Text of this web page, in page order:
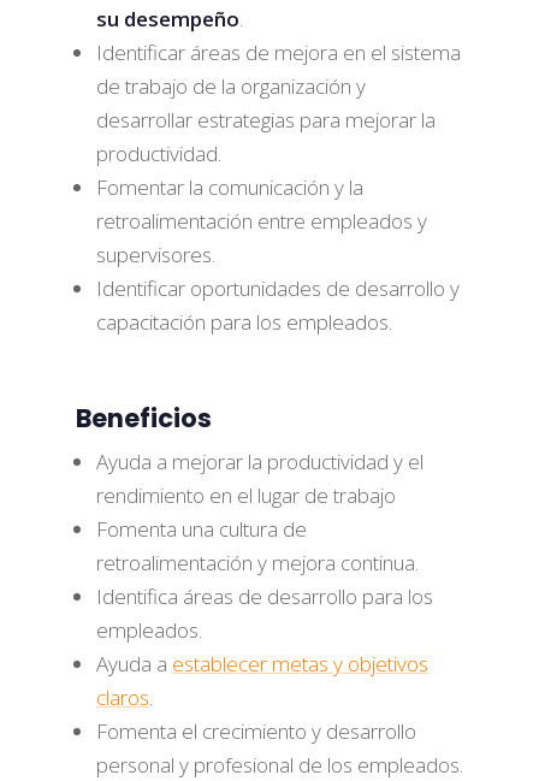
su desempeño.
Identificar áreas de mejora en el sistema
de trabajo de la organización y
desarrollar estrategias para mejorar la
productividad.
Fomentar la comunicación y la
retroalimentación entre empleados y
supervisores.
Identificar oportunidades de desarrollo y
capacitación para los empleados.
Beneficios
Ayuda a mejorar la productividad y el
rendimiento en el lugar de trabajo
Fomenta una cultura de
retroalimentación y mejora continua.
Identifica áreas de desarrollo para los
empleados.
Ayuda a establecer metas y objetivos
claros.
Fomenta el crecimiento y desarrollo
personal y profesional de los empleados.